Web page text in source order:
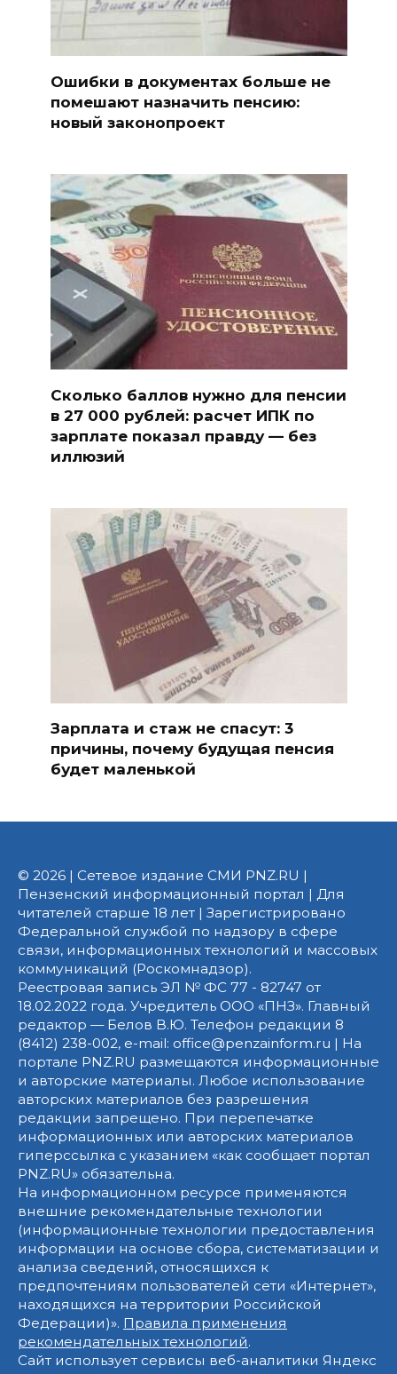
Ошибки в документах больше не
помешают назначить пенсию:
новый законопроект
Сколько баллов нужно для пенсии
в 27 000 рублей: расчет ИПК по
зарплате показал правду — без
иллюзий
Зарплата и стаж не спасут: 3
причины, почему будущая пенсия
будет маленькой
© 2026 | Сетевое издание СМИ PNZ.RU |
Пензенский информационный портал | Для
читателей старше 18 лет | Зарегистрировано
Федеральной службой по надзору в сфере
связи, информационных технологий и массовых
коммуникаций (Роскомнадзор).
Реестровая запись ЭЛ № ФС 77 - 82747 от
18.02.2022 года. Учредитель ООО «ПНЗ». Главный
редактор — Белов В.Ю. Телефон редакции 8
(8412) 238-002, e-mail: office@penzainform.ru | На
портале PNZ.RU размещаются информационные
и авторские материалы. Любое использование
авторских материалов без разрешения
редакции запрещено. При перепечатке
информационных или авторских материалов
гиперссылка с указанием «как сообщает портал
PNZ.RU» обязательна.
На информационном ресурсе применяются
внешние рекомендательные технологии
(информационные технологии предоставления
информации на основе сбора, систематизации и
анализа сведений, относящихся к
предпочтениям пользователей сети «Интернет»,
находящихся на территории Российской
Федерации)». Правила применения
рекомендательных технологий.
Сайт использует сервисы веб-аналитики Яндекс